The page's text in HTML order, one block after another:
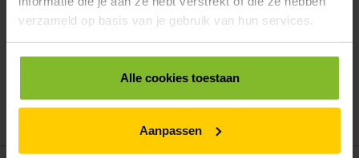
verzameld op basis van je gebruik van hun services.
Alle cookies toestaan
Aanpassen
Hoe werkt een bestellijst?
Wanneer u bent ingelogd, kunt u een eigen bestellijst maken.
Gebruik bestel- en offertelijsten om eenvoudig en snel producten
te bestellen. Uw bestel- en offertelijsten kunt u terugvinden in uw
account. Dat pakt altijd goed uit voor uw administratie!